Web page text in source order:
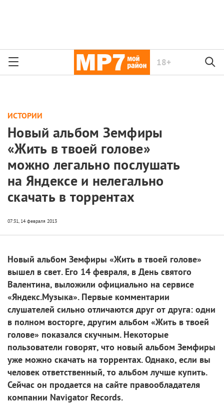
18+
ИСТОРИИ
Новый альбом Земфиры
«Жить в твоей голове»
можно легально послушать
на Яндексе и нелегально
скачать в торрентах
Новый альбом Земфиры «Жить в твоей голове»
вышел в свет. Его 14 февраля, в День святого
Валентина, выложили официально на сервисе
«Яндекс.Музыка». Первые комментарии
слушателей сильно отличаются друг от друга: одни
в полном восторге, другим альбом «Жить в твоей
голове» показался скучным. Некоторые
пользователи говорят, что новый альбом Земфиры
уже можно скачать на торрентах. Однако, если вы
человек ответственный, то альбом лучше купить.
Сейчас он продается на сайте правообладателя
компании Navigator Records.